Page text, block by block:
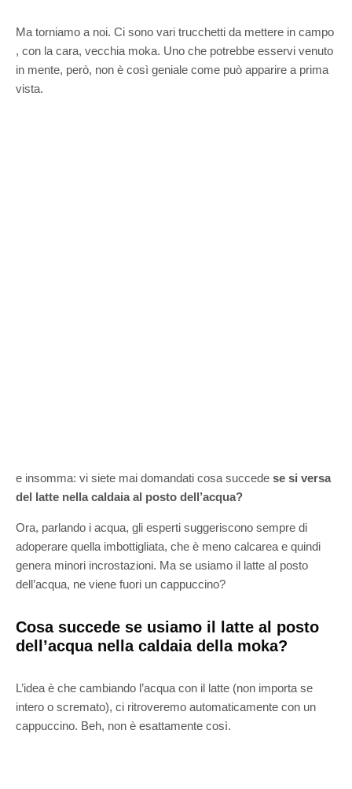
Ma torniamo a noi. Ci sono vari trucchetti da mettere in campo
, con la cara, vecchia moka. Uno che potrebbe esservi venuto
in mente, però, non è così geniale come può apparire a prima
vista.
e insomma: vi siete mai domandati cosa succede se si versa
del latte nella caldaia al posto dell’acqua?
Ora, parlando i acqua, gli esperti suggeriscono sempre di
adoperare quella imbottigliata, che è meno calcarea e quindi
genera minori incrostazioni. Ma se usiamo il latte al posto
dell’acqua, ne viene fuori un cappuccino?
Cosa succede se usiamo il latte al posto
dell’acqua nella caldaia della moka?
L’idea è che cambiando l’acqua con il latte (non importa se
intero o scremato), ci ritroveremo automaticamente con un
cappuccino. Beh, non è esattamente così.